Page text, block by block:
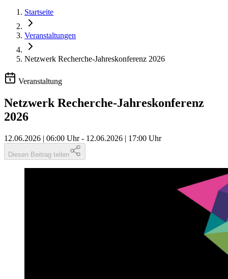
Startseite
Veranstaltungen
Netzwerk Recherche-​Jahreskonferenz 2026
Veranstaltung
Netzwerk Recherche-​Jahreskonferenz
2026
12.06.2026 | 06:00 Uhr- 12.06.2026 | 17:00 Uhr
Diesen Beitrag teilen